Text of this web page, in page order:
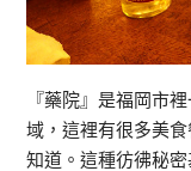
『藥院』是福岡市
域，這裡有很多美
知道。這種彷彿秘